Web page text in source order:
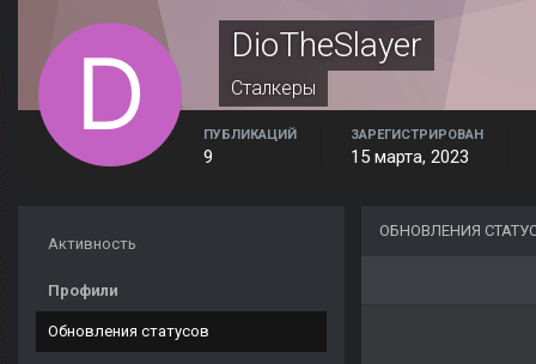
DioTheSlayer
Сталкеры
ПУБЛИКАЦИЙ
9
ЗАРЕГИСТРИРОВАН
15 марта, 2023
Активность
Профили
Обновления статусов
ОБНОВЛЕНИЯ